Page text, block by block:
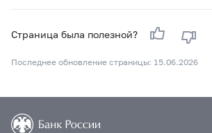
Страница была полезной?
Последнее обновление страницы: 15.06.2026